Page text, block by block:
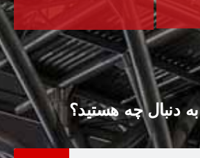
به دنبال چه هستید؟